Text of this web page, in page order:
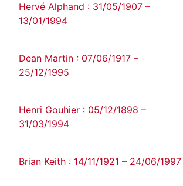
Hervé Alphand : 31/05/1907 –
13/01/1994
Dean Martin : 07/06/1917 –
25/12/1995
Henri Gouhier : 05/12/1898 –
31/03/1994
Brian Keith : 14/11/1921 – 24/06/1997